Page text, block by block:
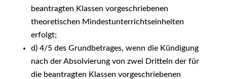
beantragten Klassen vorgeschriebenen
theoretischen Mindestunterrichtseinheiten
erfolgt;
d) 4/5 des Grundbetrages, wenn die Kündigung
nach der Absolvierung von zwei Dritteln der für
die beantragten Klassen vorgeschriebenen